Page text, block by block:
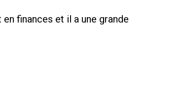
finances et il a une grande